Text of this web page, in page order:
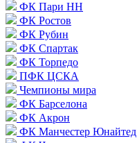
ФК Пари НН
ФК Ростов
ФК Рубин
ФК Спартак
ФК Торпедо
ПФК ЦСКА
Чемпионы мира
ФК Барселона
ФК Акрон
ФК Манчестер Юнайтед